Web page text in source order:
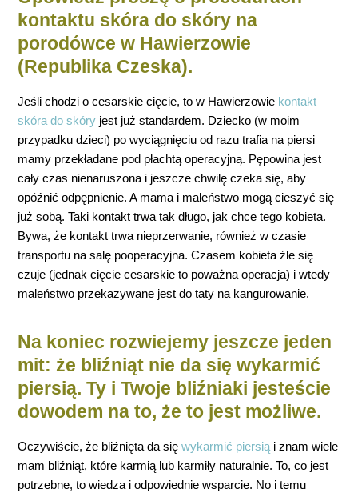
kontaktu skóra do skóry na
porodówce w Hawierzowie
(Republika Czeska).
Jeśli chodzi o cesarskie cięcie, to w Hawierzowie kontakt
skóra do skóry jest już standardem. Dziecko (w moim
przypadku dzieci) po wyciągnięciu od razu trafia na piersi
mamy przekładane pod płachtą operacyjną. Pępowina jest
cały czas nienaruszona i jeszcze chwilę czeka się, aby
opóźnić odpępnienie. A mama i maleństwo mogą cieszyć się
już sobą. Taki kontakt trwa tak długo, jak chce tego kobieta.
Bywa, że kontakt trwa nieprzerwanie, również w czasie
transportu na salę pooperacyjna. Czasem kobieta źle się
czuje (jednak cięcie cesarskie to poważna operacja) i wtedy
maleństwo przekazywane jest do taty na kangurowanie.
Na koniec rozwiejemy jeszcze jeden
mit: że bliźniąt nie da się wykarmić
piersią. Ty i Twoje bliźniaki jesteście
dowodem na to, że to jest możliwe.
Oczywiście, że bliźnięta da sięwykarmić piersią i znam wiele
mam bliźniąt, które karmią lub karmiły naturalnie. To, co jest
potrzebne, to wiedza i odpowiednie wsparcie. No i temu